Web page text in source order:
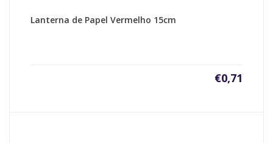
Lanterna de Papel Vermelho 15cm
€0,71